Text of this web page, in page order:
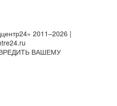
2011–2026 |
ВАШЕМУ